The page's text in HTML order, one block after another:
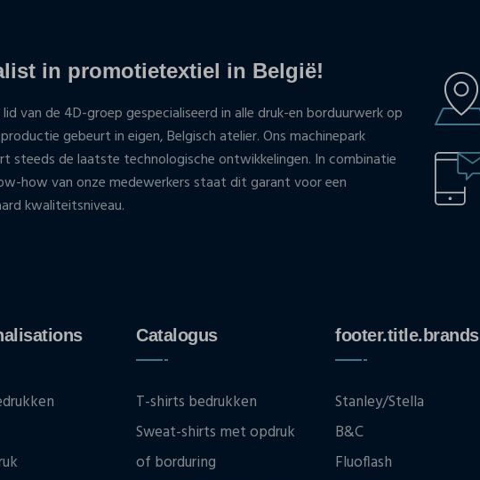
in promotietextiel in België!
van de 4D-groep gespecialiseerd in alle druk-en borduurwerk op
gebeurt in eigen, Belgisch atelier. Ons machinepark
steeds de laatste technologische ontwikkelingen. In combinatie
how van onze medewerkers staat dit garant voor een
kwaliteitsniveau.
Catalogus
T-shirts bedrukken
Sweat-shirts met opdruk
of borduring
footer.title.brands
Stanley/Stella
B&C
Fluoflash